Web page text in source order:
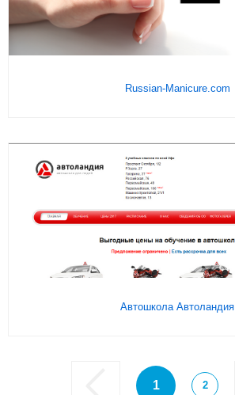
Russian-Manicure.com
Автошкола Автоландия
Подробнее
1 2